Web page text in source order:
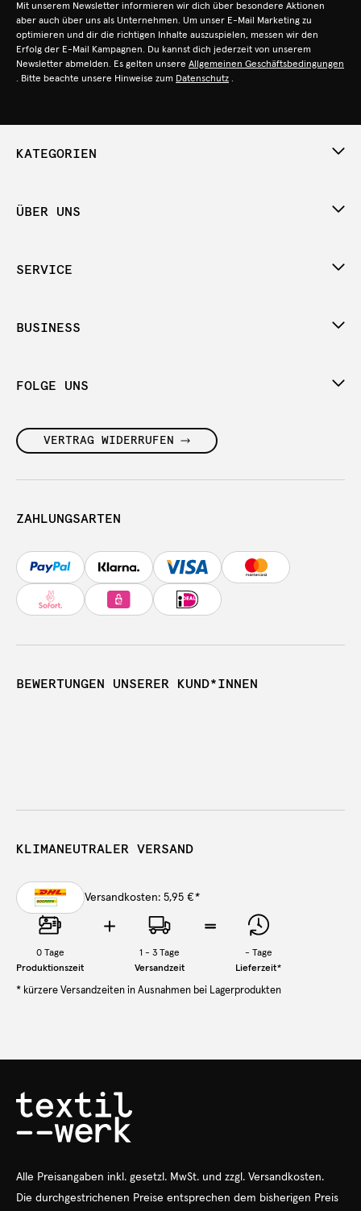
Mit unserem Newsletter informieren wir dich über besondere Aktionen
aber auch über uns als Unternehmen. Um unser E-Mail Marketing zu
optimieren und dir die richtigen Inhalte auszuspielen, messen wir den
Erfolg der E-Mail Kampagnen. Du kannst dich jederzeit von unserem
Newsletter abmelden. Es gelten unsere Allgemeinen Geschäftsbedingungen
. Bitte beachte unsere Hinweise zum Datenschutz .
KATEGORIEN
ÜBER UNS
SERVICE
BUSINESS
FOLGE UNS
VERTRAG WIDERRUFEN
ZAHLUNGSARTEN
BEWERTUNGEN UNSERER KUND*INNEN
KLIMANEUTRALER VERSAND
Versandkosten: 5,95 €*
0Tage
Produktionszeit
1 - 3 Tage
Versandzeit
- Tage
Lieferzeit*
* kürzere Versandzeiten in Ausnahmen bei Lagerprodukten
Alle Preisangaben inkl. gesetzl. MwSt. und zzgl. Versandkosten.
Die durchgestrichenen Preise entsprechen dem bisherigen Preis